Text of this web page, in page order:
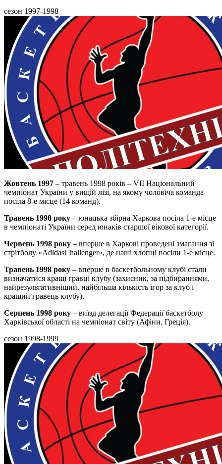
сезон 1997-1998
Жовтень 1997 – травень 1998 років – VII Національний
чемпіонат України у вищій лізі, на якому чоловіча команда
посіла 8-е місце (14 команд).
Травень 1998 року – юнацька збірна Харкова посіла 1-е місце
в чемпіонаті України серед юнаків старшої вікової категорії.
Червень 1998 року – вперше в Харкові проведені змагання зі
стрітболу «AdidasChallenger», де наші хлопці посіли 1-е місце.
Травень 1998 року – вперше в баскетбольному клубі стали
визначатися кращі гравці клубу (захисник, за підбираннями,
найрезультативніший, найбільша кількість ігор за клуб і
кращий гравець клубу).
Серпень 1998 року – виїзд делегації Федерації баскетболу
Харківської області на чемпіонат світу (Афіни, Греція).
сезон 1998-1999